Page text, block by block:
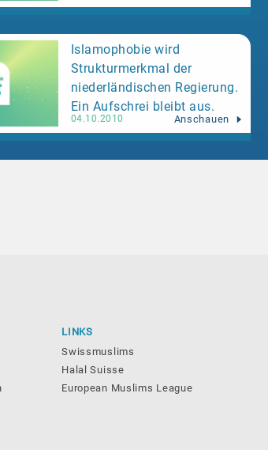
Islamophobie wird
Strukturmerkmal der
niederländischen Regierung.
Ein Aufschrei bleibt aus.
04.10.2010 Anschauen
LINKS
Swissmuslims
Halal Suisse
European Muslims League